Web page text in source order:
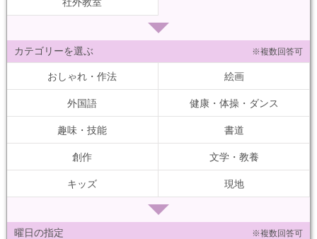
カテゴリーを選ぶ ※複数回答可
おしゃれ・作法 絵画
外国語 健康・体操・ダンス
趣味・技能 書道
創作 文学・教養
キッズ 現地
曜日の指定 ※複数回答可